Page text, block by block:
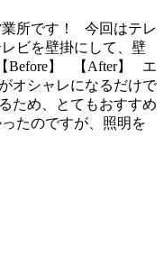
所です！ 今回はテレ
ビを壁掛にして、壁
Before】 【After】 エ
オシャレになるだけで
ため、とてもおすすめ
たのですが、照明を